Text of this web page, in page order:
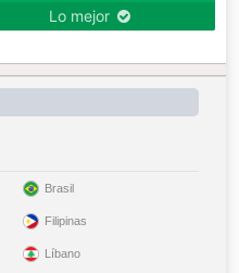
Lo mejor
Brasil
Filipinas
Líbano